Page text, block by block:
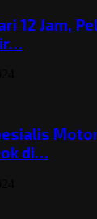
12 Jam,
di…